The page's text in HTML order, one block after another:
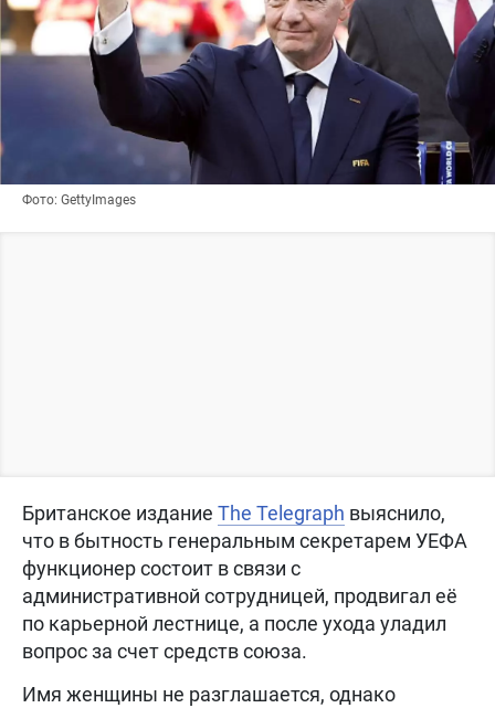
Фото: GettyImages
Британское издание The Telegraph выяснило,
что в бытность генеральным секретарем УЕФА
функционер состоит в связи с
административной сотрудницей, продвигал её
по карьерной лестнице, а после ухода уладил
вопрос за счет средств союза.
Имя женщины не разглашается, однако